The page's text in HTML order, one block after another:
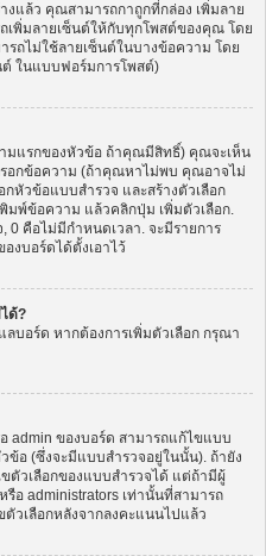
แล้ว คุณสามารถกาถูกที่กล่อง เพิ่มลาย
เพิ่มลายเซ็นต์ให้กับทุกโพสต์ของคุณ โดย
ถไม่ใช้ลายเซ็นต์ในบางข้อความ โดย
ต์ ในแบบฟอร์มการโพสต์)
มแรกของหัวข้อ ถ้าคุณมีสิทธิ์) คุณจะเห็น
อกข้อความ (ถ้าคุณหาไม่พบ คุณอาจไม่
หัวข้อแบบสำรวจ และสร้างตัวเลือก
พิมพ์ข้อความ แล้วคลิกปุ่ม เพิ่มตัวเลือก.
0 คือไม่มีกำหนดเวลา. จะมีรายการ
งบอร์ดได้ตั้งเอาไว้
ด้?
บอร์ด หากต้องการเพิ่มตัวเลือก กรุณา
admin ของบอร์ด สามารถแก้ไขแบบ
ข้อ (ซึ่งจะมีแบบสำรวจอยู่ในนั้น). ถ้ายัง
วเลือกของแบบสำรวจได้ แต่ถ้ามีผู้
อ administrators เท่านั้นที่สามารถ
วเลือกหลังจากลงคะแนนไปแล้ว